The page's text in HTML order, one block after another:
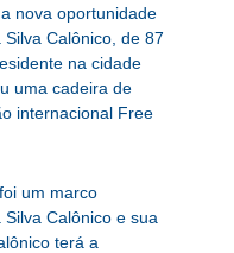
nova oportunidade
Calônico, de 87
na cidade
uma cadeira de
internacional Free
um marco
Calônico e sua
terá a